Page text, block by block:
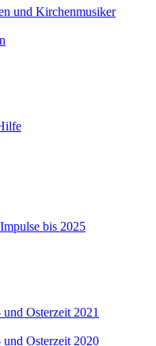
und Kirchenmusiker
bis 2025
Osterzeit 2021
und Osterzeit 2020